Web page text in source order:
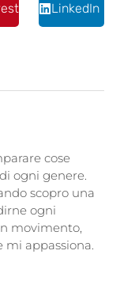
LinkedIn
cose
ogni genere.
scopro una
ogni
movimento,
appassiona.